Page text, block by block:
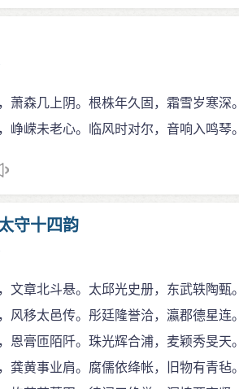
萧森几上阴。根株年久固，霜雪岁寒深。
峥嵘未老心。临风时对尔，音响入鸣琴。
守十四韵
文章北斗悬。太邱光史册，东武轶陶甄。
风移太邑传。彤廷隆誉洽，瀛郡德星连。
恩膏匝陌阡。珠光辉合浦，麦颖秀旻天。
龚黄事业肩。腐儒依绛帐，旧物有青毡。